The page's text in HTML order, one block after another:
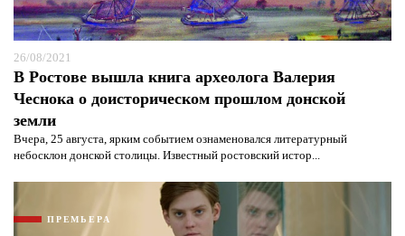
26/08/2021
В Ростове вышла книга археолога Валерия
Чеснока о доисторическом прошлом донской
земли
Вчера, 25 августа, ярким событием ознаменовался литературный
небосклон донской столицы. Известный ростовский истор...
ПРЕМЬЕРА
политикой конфиденциальности и
защиты информации*
Я согласен с
политикой конфиденциальности и
защиты информации*